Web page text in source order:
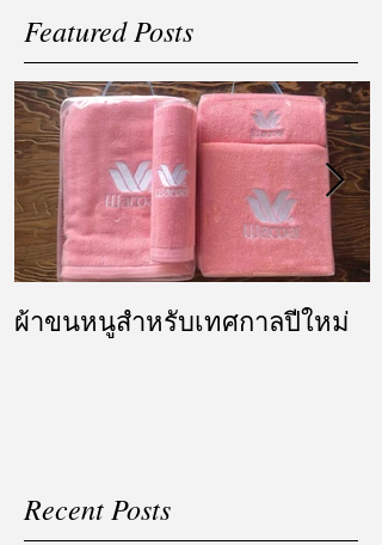
Featured Posts
ผ้าขนหนูสำหรับเทศกาลปีใหม่
Recent Posts